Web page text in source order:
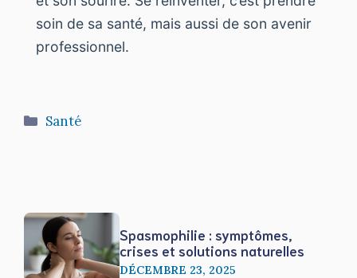
soin de sa santé, mais aussi de son avenir
professionnel.
Catégories
Santé
Spasmophilie : symptômes,
crises et solutions naturelles
DÉCEMBRE 23, 2025